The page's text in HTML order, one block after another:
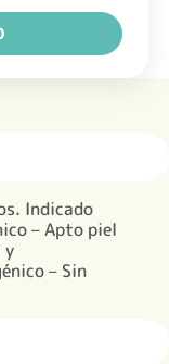
$
Indicado
– Apto piel
y
– Sin